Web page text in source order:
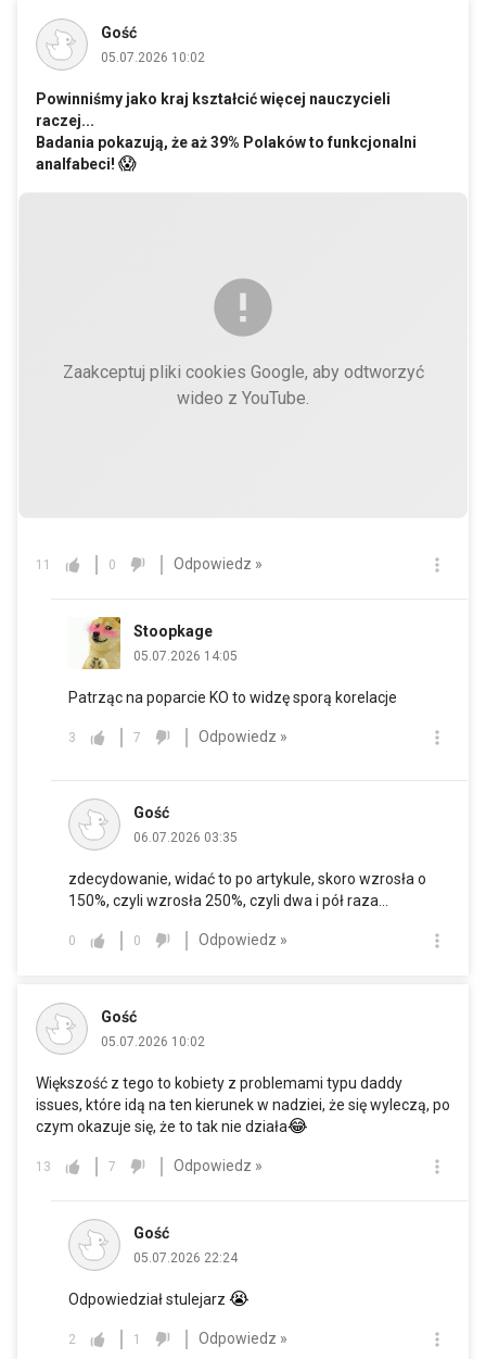
Gość
05.07.2026 10:02
Powinniśmy jako kraj kształcić więcej nauczycieli
raczej...
Badania pokazują, że aż 39% Polaków to funkcjonalni
analfabeci! 😱
Zaakceptuj pliki cookies Google, aby odtworzyć
wideo z YouTube.
11 0 Odpowiedz »
Stoopkage
05.07.2026 14:05
Patrząc na poparcie KO to widzę sporą korelacje
3 7 Odpowiedz »
Gość
06.07.2026 03:35
zdecydowanie, widać to po artykule, skoro wzrosła o
150%, czyli wzrosła 250%, czyli dwa i pół raza...
0 0 Odpowiedz »
Gość
05.07.2026 10:02
Większość z tego to kobiety z problemami typu daddy
issues, które idą na ten kierunek w nadziei, że się wyleczą, po
czym okazuje się, że to tak nie działa😂
13 7 Odpowiedz »
Gość
05.07.2026 22:24
Odpowiedział stulejarz 😭
2 1 Odpowiedz »